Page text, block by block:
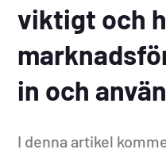
viktigt och
in och
I denna artikel